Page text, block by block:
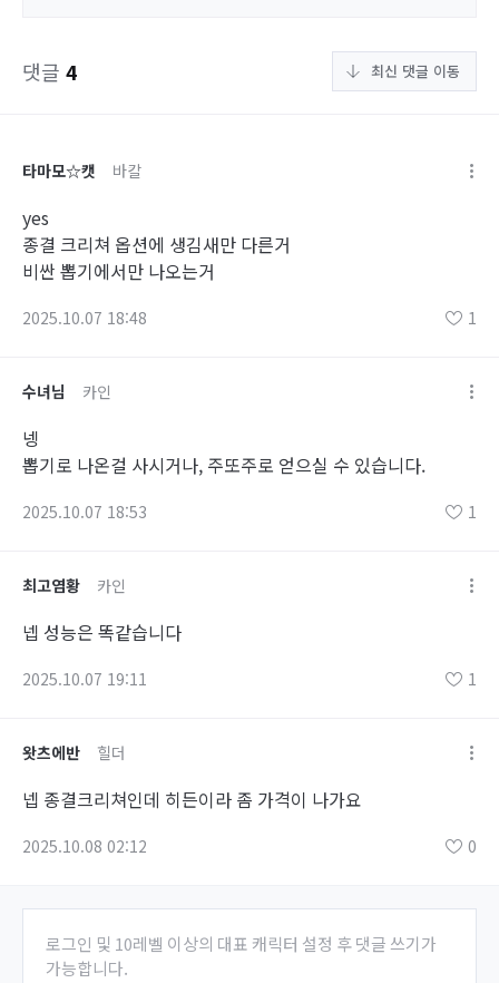
댓글 4 최신 댓글 이동
타마모☆캣 바칼
yes
종결 크리쳐 옵션에 생김새만 다른거
비싼 뽑기에서만 나오는거
2025.10.07 18:48 1
수녀님 카인
넹
뽑기로 나온걸 사시거나, 주또주로 얻으실 수 있습니다.
2025.10.07 18:53 1
최고염황 카인
넵 성능은 똑같습니다
2025.10.07 19:11 1
왓츠에반 힐더
넵 종결크리쳐인데 히든이라 좀 가격이 나가요
2025.10.08 02:12 0
로그인 및 10레벨 이상의 대표 캐릭터 설정 후 댓글 쓰기가
가능합니다.